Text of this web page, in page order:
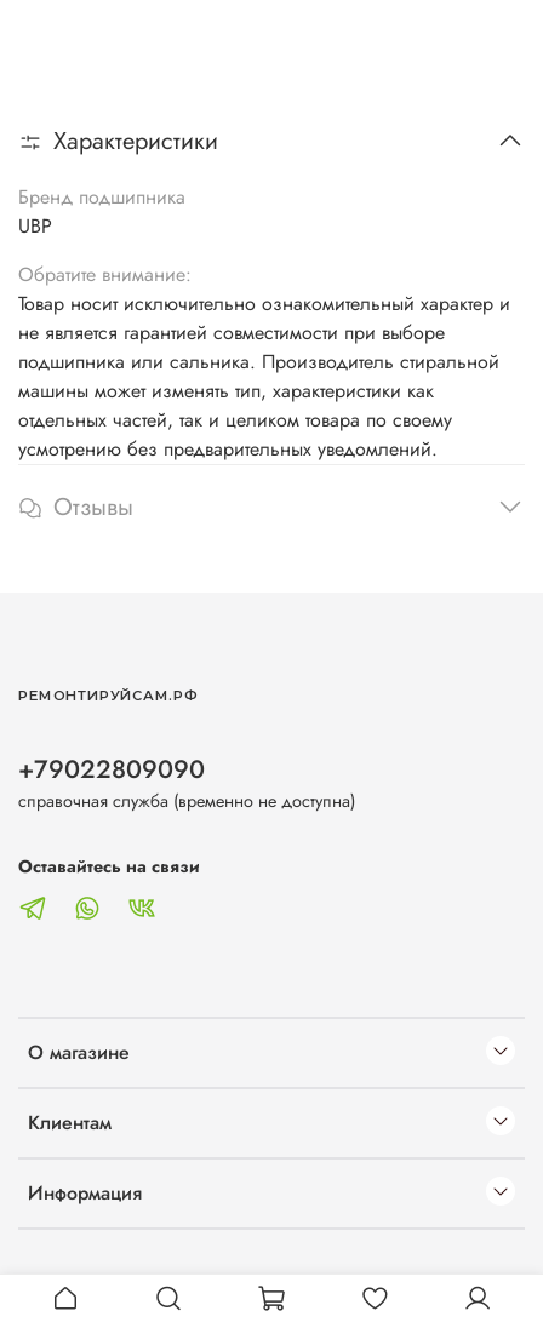
Характеристики
Бренд подшипника
UBP
Обратите внимание:
Товар носит исключительно ознакомительный характер и
не является гарантией совместимости при выборе
подшипника или сальника. Производитель стиральной
машины может изменять тип, характеристики как
отдельных частей, так и целиком товара по своему
усмотрению без предварительных уведомлений.
Отзывы
О магазине
Клиентам
Информация
РЕМОНТИРУЙСАМ.РФ
+79022809090
справочная служба (временно не доступна)
Оставайтесь на связи